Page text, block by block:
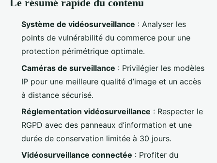
Le résumé rapide du contenu
Système de vidéosurveillance : Analyser les
points de vulnérabilité du commerce pour une
protection périmétrique optimale.
Caméras de surveillance : Privilégier les modèles
IP pour une meilleure qualité d’image et un accès
à distance sécurisé.
Réglementation vidéosurveillance : Respecter le
RGPD avec des panneaux d’information et une
durée de conservation limitée à 30 jours.
Vidéosurveillance connectée : Profiter du